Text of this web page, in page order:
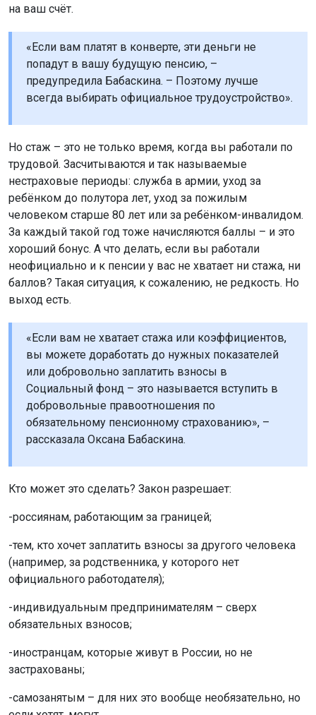
на ваш счёт.
«Если вам платят в конверте, эти деньги не
попадут в вашу будущую пенсию, –
предупредила Бабаскина. – Поэтому лучше
всегда выбирать официальное трудоустройство».
Но стаж – это не только время, когда вы работали по
трудовой. Засчитываются и так называемые
нестраховые периоды: служба в армии, уход за
ребёнком до полутора лет, уход за пожилым
человеком старше 80 лет или за ребёнком-инвалидом.
За каждый такой год тоже начисляются баллы – и это
хороший бонус. А что делать, если вы работали
неофициально и к пенсии у вас не хватает ни стажа, ни
баллов? Такая ситуация, к сожалению, не редкость. Но
выход есть.
«Если вам не хватает стажа или коэффициентов,
вы можете доработать до нужных показателей
или добровольно заплатить взносы в
Социальный фонд – это называется вступить в
добровольные правоотношения по
обязательному пенсионному страхованию», –
рассказала Оксана Бабаскина.
Кто может это сделать? Закон разрешает:
-россиянам, работающим за границей;
-тем, кто хочет заплатить взносы за другого человека
(например, за родственника, у которого нет
официального работодателя);
-индивидуальным предпринимателям – сверх
обязательных взносов;
-иностранцам, которые живут в России, но не
застрахованы;
-самозанятым – для них это вообще необязательно, но